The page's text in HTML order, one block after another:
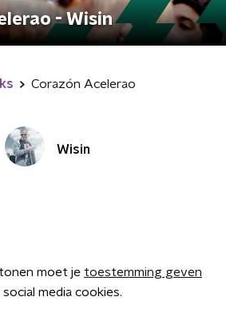
- Wisin
Corazón Acelerao
Wisin
moet je toestemming geven
media cookies.